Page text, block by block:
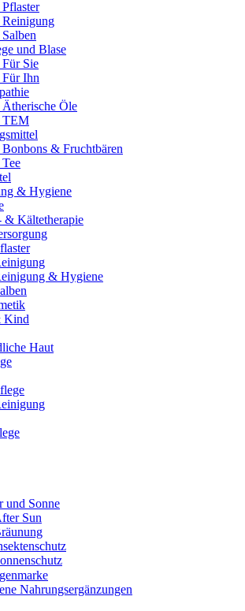
Reinigung
und Blase
Für Sie
Für Ihn
Ätherische Öle
TEM
Bonbons & Fruchtbären
& Hygiene
& Kältetherapie
& Hygiene
Kind
Haut
und Sonne
Sun
Nahrungsergänzungen